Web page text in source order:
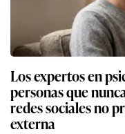
Los expertos en
personas que
redes sociales no
externa